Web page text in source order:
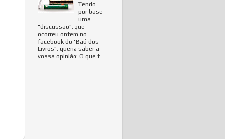
Tendo
por base
uma
"discussão", que
ocorreu ontem no
facebook do "Baú dos
Livros", queria saber a
vossa opinião: O que t...